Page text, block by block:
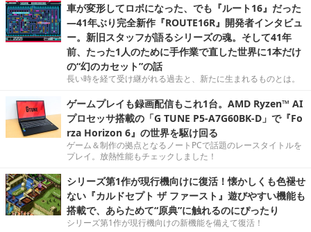
車が変形してロボになった、でも『ルート16』だった
―41年ぶり完全新作『ROUTE16R』開発者インタビュ
ー。新旧スタッフが語るシリーズの魂。そして41年
前、たった1人のために手作業で直した世界に1本だけ
の“幻のカセット”の話
長い時を経て受け継がれる過去と、新たに生まれるものとは。
ゲームプレイも録画配信もこれ1台。AMD Ryzen™ AI
プロセッサ搭載の「G TUNE P5-A7G60BK-D」で『Fo
rza Horizon 6』の世界を駆け回る
ゲーム＆制作の拠点となるノートPCで話題のレースタイトルを
プレイ。放熱性能もチェックしました！
シリーズ第1作が現行機向けに復活！懐かしくも色褪せ
ない『カルドセプト ザ ファースト』遊びやすい機能も
搭載で、あらためて“原典”に触れるのにぴったり
シリーズ第1作が現行機向けの新機能を備えて復活！